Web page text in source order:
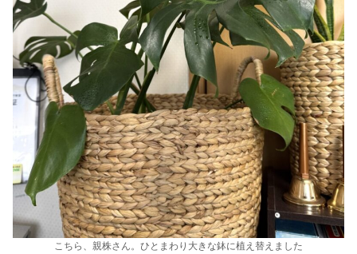
こちら、親株さん。ひとまわり大きな鉢に植え替えました